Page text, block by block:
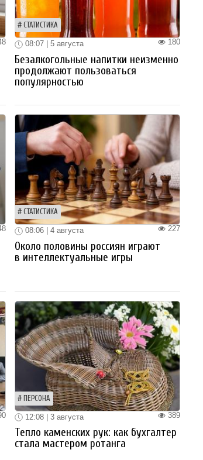
СТАТИСТИКА
180
08:07 | 5 августа
Безалкогольные напитки неизменно
продолжают пользоваться
популярностью
СТАТИСТИКА
227
08:06 | 4 августа
Около половины россиян играют
в интеллектуальные игры
ПЕРСОНА
389
12:08 | 3 августа
Тепло каменских рук: как бухгалтер
стала мастером ротанга